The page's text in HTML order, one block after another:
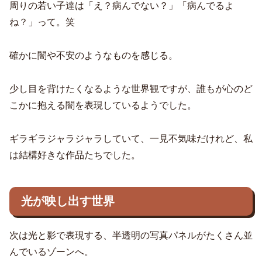
周りの若い子達は「え？病んでない？」「病んでるよ
ね？」って。笑
確かに闇や不安のようなものを感じる。
少し目を背けたくなるような世界観ですが、誰もが心のど
こかに抱える闇を表現しているようでした。
ギラギラジャラジャラしていて、一見不気味だけれど、私
は結構好きな作品たちでした。
光が映し出す世界
次は光と影で表現する、半透明の写真パネルがたくさん並
んでいるゾーンへ。